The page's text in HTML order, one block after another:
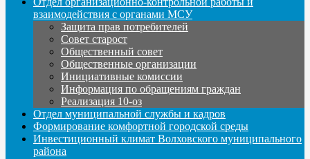
взаимодействия с органами МСУ
Защита прав потребителей
Совет старост
Общественный совет
Общественные организации
Инициативные комиссии
Информация по обращениям граждан
Реализация 10-оз
Отдел муниципальной службы и кадров
Формирование комфортной городской среды
Инвестиционный климат Волховского муниципального
района